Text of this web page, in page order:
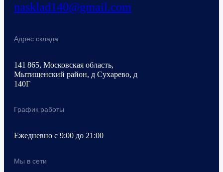
nasklad140@gmail.com
Адрес склада
141 865, Московская область,
Мытищенский район, д Сухарево, д
140Г
График работы
Ежедневно с 9:00 до 21:00
Мы в сети